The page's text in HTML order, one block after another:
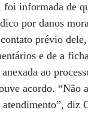
foi informada de
por danos
prévio
e de a
ao
acordo. “Não
diz